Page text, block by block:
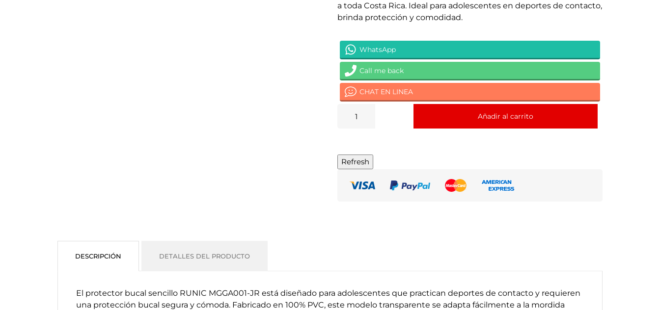
a toda Costa Rica. Ideal para adolescentes en deportes de contacto,
brinda protección y comodidad.
WhatsApp
Call me back
CHAT EN LINEA
Añadir al carrito
DESCRIPCIÓN DETALLES DEL PRODUCTO
El protector bucal sencillo RUNIC MGGA001-JR está diseñado para adolescentes que practican deportes de contacto y requieren
una protección bucal segura y cómoda. Fabricado en 100% PVC, este modelo transparente se adapta fácilmente a la mordida